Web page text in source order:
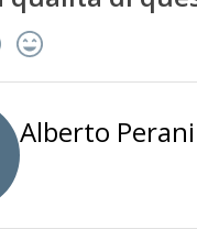
Alberto Perani